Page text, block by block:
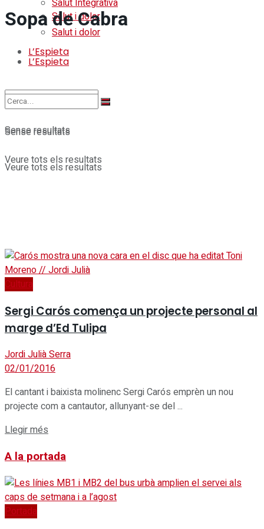
Salut i dolor
L’Espieta
Sense resultats
Veure tots els resultats
Salut Integrativa
Salut i dolor
L’Espieta
Sense resultats
Veure tots els resultats
Sopa de Cabra
Cultura
Sergi Carós comença un projecte personal al
marge d’Ed Tulipa
Jordi Julià Serra
02/01/2016
El cantant i baixista molinenc Sergi Carós emprèn un nou
projecte com a cantautor, allunyant-se del ...
Llegir més
A la portada
Portada